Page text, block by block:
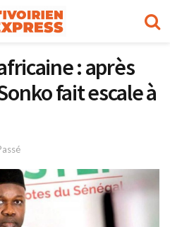
: après
fait escale à